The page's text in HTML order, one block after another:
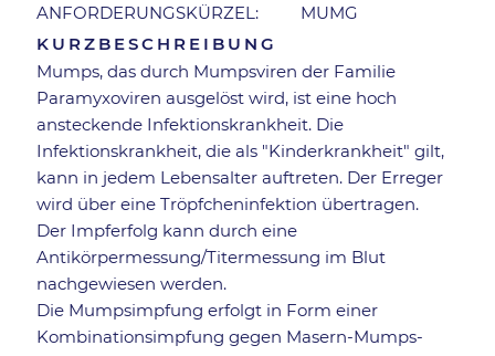
ANFORDERUNGSKÜRZEL:
MUMG
KURZBESCHREIBUNG
Mumps, das durch Mumpsviren der Familie
Paramyxoviren ausgelöst wird, ist eine hoch
ansteckende Infektionskrankheit. Die
Infektionskrankheit, die als "Kinderkrankheit" gilt,
kann in jedem Lebensalter auftreten. Der Erreger
wird über eine Tröpfcheninfektion übertragen.
Der Impferfolg kann durch eine
Antikörpermessung/Titermessung im Blut
nachgewiesen werden.
Die Mumpsimpfung erfolgt in Form einer
Kombinationsimpfung gegen Masern-Mumps-